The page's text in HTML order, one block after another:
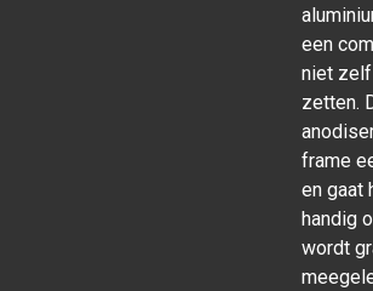
een
niet
zetten.
frame
en gaat
handig
wordt